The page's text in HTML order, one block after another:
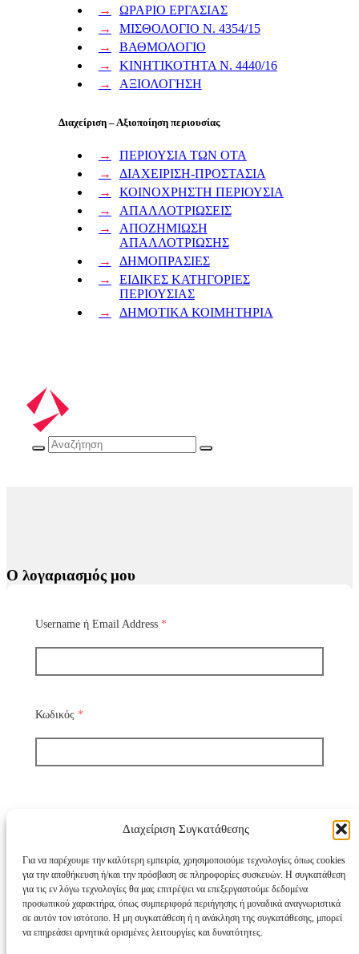
Διαχείριση Συγκατάθεσης
Για να παρέχουμε την καλύτερη εμπειρία, χρησιμοποιούμε τεχνολογίες όπως cookies
για την αποθήκευση ή/και την πρόσβαση σε πληροφορίες συσκευών. Η συγκατάθεση
για τις εν λόγω τεχνολογίες θα μας επιτρέψει να επεξεργαστούμε δεδομένα
προσωπικού χαρακτήρα, όπως συμπεριφορά περιήγησης ή μοναδικά αναγνωριστικά
σε αυτόν τον ιστότοπο. Η μη συγκατάθεση ή η ανάκληση της συγκατάθεσης, μπορεί
να επηρεάσει αρνητικά ορισμένες λειτουργίες και δυνατότητες.
ΩΡΑΡΙΟ ΕΡΓΑΣΙΑΣ
ΜΙΣΘΟΛΟΓΙΟ Ν. 4354/15
ΒΑΘΜΟΛΟΓΙΟ
ΚΙΝΗΤΙΚΟΤΗΤΑ Ν. 4440/16
ΑΞΙΟΛΟΓΗΣΗ
Διαχείριση – Αξιοποίηση περιουσίας
ΠΕΡΙΟΥΣΙΑ ΤΩΝ ΟΤΑ
ΔΙΑΧΕΙΡΙΣΗ-ΠΡΟΣΤΑΣΙΑ
ΚΟΙΝΟΧΡΗΣΤΗ ΠΕΡΙΟΥΣΙΑ
ΑΠΑΛΛΟΤΡΙΩΣΕΙΣ
ΑΠΟΖΗΜΙΩΣΗ
ΑΠΑΛΛΟΤΡΙΩΣΗΣ
ΔΗΜΟΠΡΑΣΙΕΣ
ΕΙΔΙΚΕΣ ΚΑΤΗΓΟΡΙΕΣ
ΠΕΡΙΟΥΣΙΑΣ
ΔΗΜΟΤΙΚΑ ΚΟΙΜΗΤΗΡΙΑ
Ο λογαριασμός μου
Username ή Email Address *
Κωδικός *
Χάσατε τον κωδικό σας;